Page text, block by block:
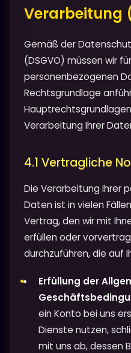
Verarbeitung
Gemäß der
(DSGVO) müssen wir
personenbezogenen
Rechtsgrundlage
Verarbeitung Ihrer
4.1 Vertragliche
Die Verarbeitung Ihrer
Daten ist in vielen
Vertrag, den wir mit
erfüllen oder
durchzuführen, die auf
Erfüllung der
ein Konto bei uns
Dienste nutzen,
mit uns ab, dessen